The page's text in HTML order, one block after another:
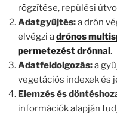
rögzítése, repülési
Adatgyűjtés:a drón
elvégzi adrónos
permetezést drónnal .
Adatfeldolgozás:a
vegetációs indexek és
Elemzés és
információk alapján